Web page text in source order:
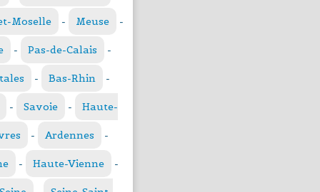
Moselle - Meuse -
- Pas-de-Calais -
- Bas-Rhin -
- Savoie - Haute-
- Ardennes -
- Haute-Vienne -